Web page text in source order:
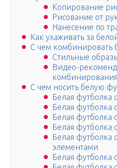
Копирование
Рисование от
Нанесение по
Как ухаживать за
С чем комбинировать
Стильные
Видео-
С чем носить белую
Белая футболка
Белая футболка
Белая
Белая футболка
Белая футболка
элементами
Белая футболка